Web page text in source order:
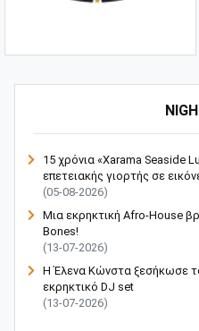
15 χρόνια «Xarama Seaside
επετειακής γιορτής σε
(05-08-2026)
Μια εκρηκτική Afro-House
Bones!
(13-07-2026)
Η Έλενα Κώνστα ξεσήκωσε
εκρηκτικό DJ set
(13-07-2026)